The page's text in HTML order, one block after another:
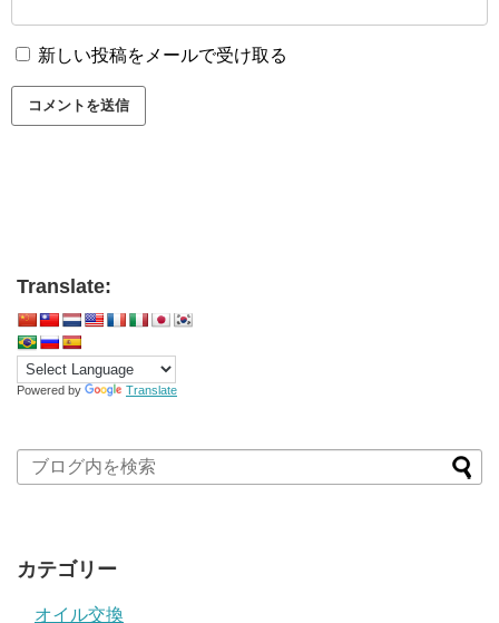
新しい投稿をメールで受け取る
Translate:
Powered by Translate
カテゴリー
オイル交換